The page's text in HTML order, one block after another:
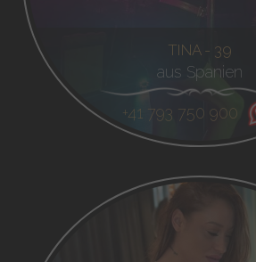
TINA - 39
aus Spanien
+41 793 750 900